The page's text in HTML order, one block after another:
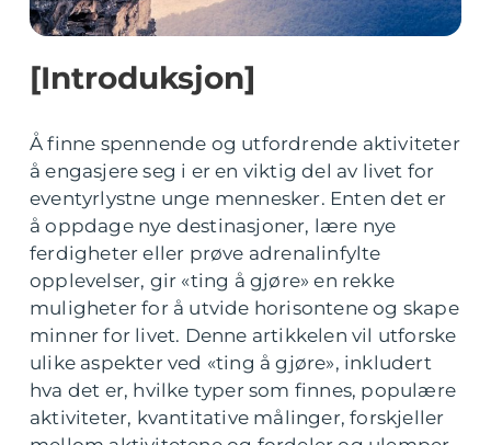
[Introduksjon]
Å finne spennende og utfordrende aktiviteter
å engasjere seg i er en viktig del av livet for
eventyrlystne unge mennesker. Enten det er
å oppdage nye destinasjoner, lære nye
ferdigheter eller prøve adrenalinfylte
opplevelser, gir «ting å gjøre» en rekke
muligheter for å utvide horisontene og skape
minner for livet. Denne artikkelen vil utforske
ulike aspekter ved «ting å gjøre», inkludert
hva det er, hvilke typer som finnes, populære
aktiviteter, kvantitative målinger, forskjeller